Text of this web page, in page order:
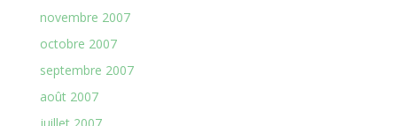
novembre 2007
octobre 2007
septembre 2007
août 2007